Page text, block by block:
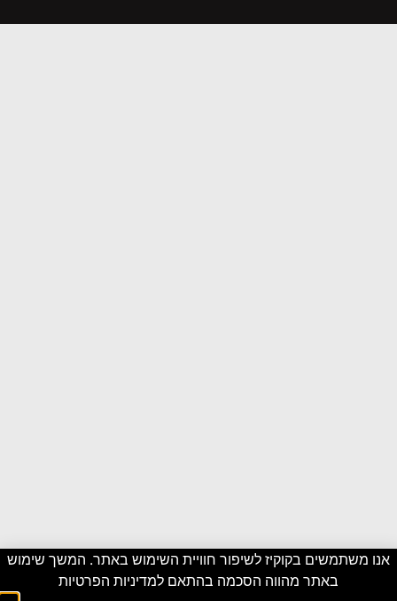
אנו משתמשים בקוקיז לשיפור חוויית השימוש באתר. המשך שימוש
באתר מהווה הסכמה בהתאם למדיניות הפרטיות